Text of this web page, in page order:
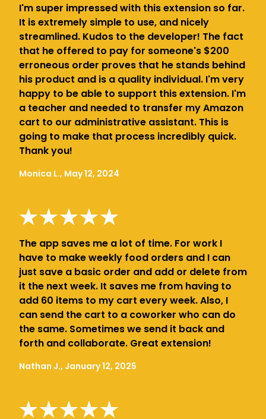
I'm super impressed with this extension so far.
It is extremely simple to use, and nicely
streamlined. Kudos to the developer! The fact
that he offered to pay for someone's $200
erroneous order proves that he stands behind
his product and is a quality individual. I'm very
happy to be able to support this extension. I'm
a teacher and needed to transfer my Amazon
cart to our administrative assistant. This is
going to make that process incredibly quick.
Thank you!
Monica L., May 12, 2024
The app saves me a lot of time. For work I
have to make weekly food orders and I can
just save a basic order and add or delete from
it the next week. It saves me from having to
add 60 items to my cart every week. Also, I
can send the cart to a coworker who can do
the same. Sometimes we send it back and
forth and collaborate. Great extension!
Nathan J., January 12, 2025